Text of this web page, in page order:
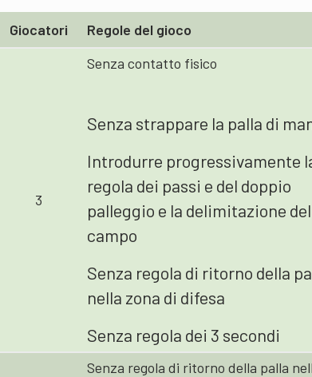
Giocatori Regole del gioco
3
Senza contatto fisico
Senza strappare la palla di
Introdurre progressivamente
regola dei passi e del doppio
palleggio e la delimitazione del
campo
Senza regola di ritorno della
nella zona di difesa
Senza regola dei 3 secondi
Senza regola di ritorno della palla